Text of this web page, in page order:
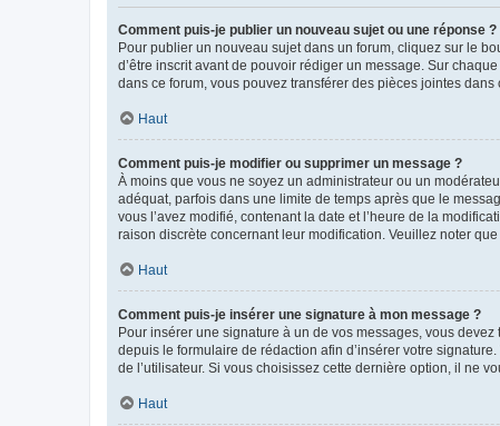
Comment puis-je publier un nouveau sujet ou une réponse ?
Pour publier un nouveau sujet dans un forum, cliquez sur le
d’être inscrit avant de pouvoir rédiger un message. Sur
dans ce forum, vous pouvez transférer des pièces jointes dans
Haut
Comment puis-je modifier ou supprimer un message ?
À moins que vous ne soyez un administrateur ou un
adéquat, parfois dans une limite de temps après que le
vous l’avez modifié, contenant la date et l’heure de la
raison discrète concernant leur modification. Veuillez noter
Haut
Comment puis-je insérer une signature à mon message ?
Pour insérer une signature à un de vos messages, vous
depuis le formulaire de rédaction afin d’insérer votre
de l’utilisateur. Si vous choisissez cette dernière option, il ne
Haut